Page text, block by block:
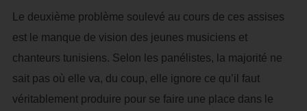
Le deuxième problème soulevé au cours de ces assises
est le manque de vision des jeunes musiciens et
chanteurs tunisiens. Selon les panélistes, la majorité ne
sait pas où elle va, du coup, elle ignore ce qu’il faut
véritablement produire pour se faire une place dans le